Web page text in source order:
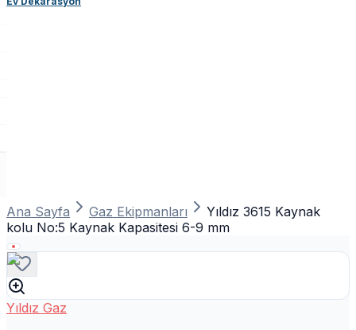
Ana Sayfa Gaz Ekipmanları
Yıldız 3615 Kaynak
kolu No:5 Kaynak Kapasitesi 6-9 mm
Yıldız Gaz